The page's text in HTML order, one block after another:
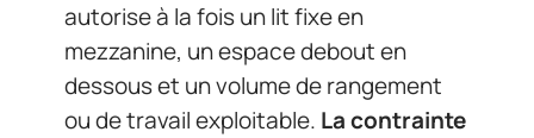
autorise à la fois un lit fixe en
mezzanine, un espace debout en
dessous et un volume de rangement
ou de travail exploitable. La contrainte